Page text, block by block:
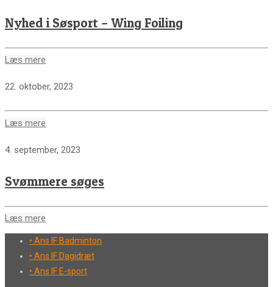
Nyhed i Søsport – Wing Foiling
Læs mere
22. oktober, 2023
Læs mere
4. september, 2023
Svømmere søges
Læs mere
• Ans IF Badminton
• Ans IF Dagidræt
• Ans IF E-sport